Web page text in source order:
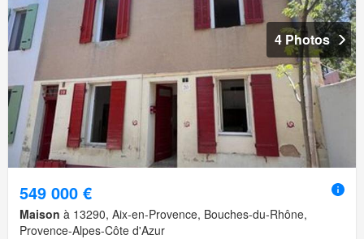
4 Photos
549 000 €
Maison à 13290, Aix-en-Provence, Bouches-du-Rhône,
Provence-Alpes-Côte d'Azur